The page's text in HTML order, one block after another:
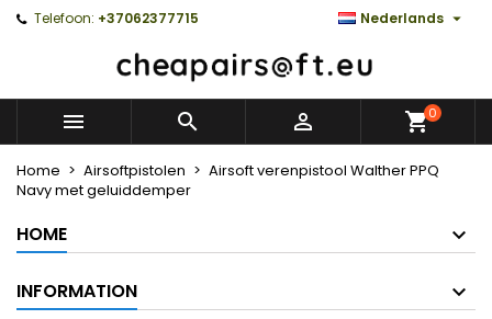
Telefoon: +37062377715 Nederlands 
   0
Home Airsoftpistolen
Airsoft verenpistool Walther PPQ
Navy met geluiddemper
HOME
INFORMATION